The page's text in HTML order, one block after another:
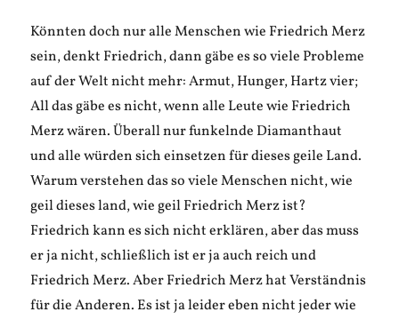
Könnten doch nur alle Menschen wie Friedrich Merz
sein, denkt Friedrich, dann gäbe es so viele Probleme
auf der Welt nicht mehr: Armut, Hunger, Hartz vier;
All das gäbe es nicht, wenn alle Leute wie Friedrich
Merz wären. Überall nur funkelnde Diamanthaut
und alle würden sich einsetzen für dieses geile Land.
Warum verstehen das so viele Menschen nicht, wie
geil dieses land, wie geil Friedrich Merz ist?
Friedrich kann es sich nicht erklären, aber das muss
er ja nicht, schließlich ist er ja auch reich und
Friedrich Merz. Aber Friedrich Merz hat Verständnis
für die Anderen. Es ist ja leider eben nicht jeder wie